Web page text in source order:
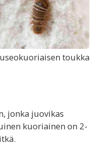
toukka
jonka juovikas
kuoriainen on 2-